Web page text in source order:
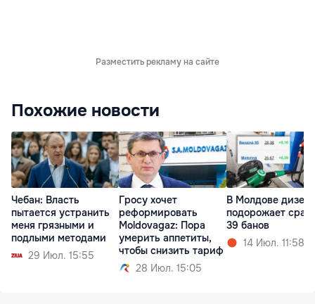
Разместить рекламу на сайте
Похожие новости
Чебан: Власть
пытается устранить
меня грязными и
подлыми методами
29 Июл. 15:55
Гросу хочет
реформировать
Moldovagaz: Пора
умерить аппетиты,
чтобы снизить тариф
28 Июл. 15:05
В Молдове дизель
подорожает
39 банов
14 Июл. 11:58